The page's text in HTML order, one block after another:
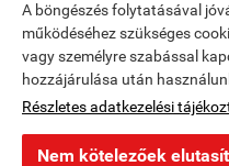
A böngészés folytatásával
működéséhez szükséges
vagy személyre szabással
hozzájárulása után
Részletes adatkezelési
Nem kötelezőek
Elérhetőségek